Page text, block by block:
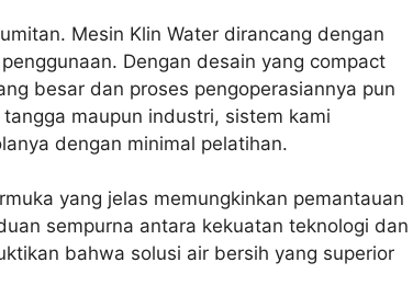
Mesin Klin Water dirancang dengan
Dengan desain yang compact
besar dan proses pengoperasiannya pun
maupun industri, sistem kami
dengan minimal pelatihan.
yang jelas memungkinkan pemantauan
sempurna antara kekuatan teknologi dan
bahwa solusi air bersih yang superior